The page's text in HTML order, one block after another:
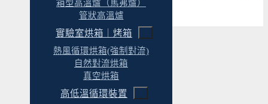
箱型高溫爐（馬弗爐）
管狀高溫爐
實驗室烘箱｜烤箱
熱風循環烘箱(強制對流)
自然對流烘箱
真空烘箱
高低溫循環裝置